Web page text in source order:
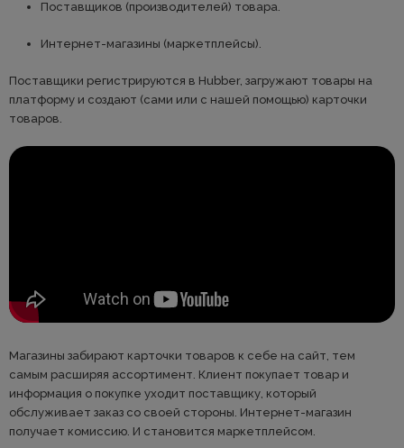
Поставщиков (производителей) товара.
Интернет-магазины (маркетплейсы).
Поставщики регистрируются в Hubber, загружают товары на
платформу и создают (сами или с нашей помощью) карточки
товаров.
Магазины забирают карточки товаров к себе на сайт, тем
самым расширяя ассортимент. Клиент покупает товар и
информация о покупке уходит поставщику, который
обслуживает заказ со своей стороны. Интернет-магазин
получает комиссию. И становится маркетплейсом.